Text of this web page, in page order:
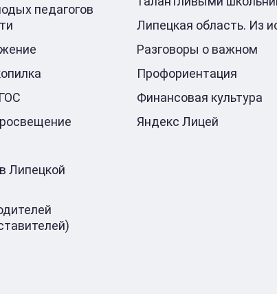
педагогов
Липецкой
Липецкая область. Из
Разговоры о важном
Профориентация
Финансовая культура
Яндекс Лицей